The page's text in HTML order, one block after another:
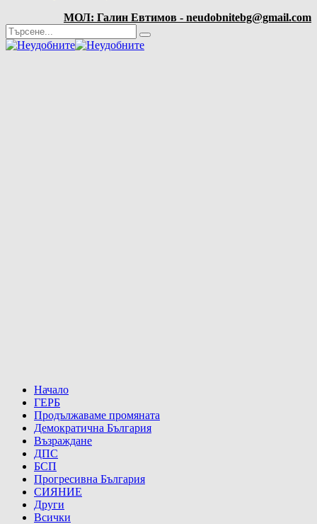
МОЛ: Галин Евтимов - neudobnitebg@gmail.com
Начало
ГЕРБ
Продължаваме промяната
Демократична България
Възраждане
ДПС
БСП
Прогресивна България
СИЯНИЕ
Други
Всички